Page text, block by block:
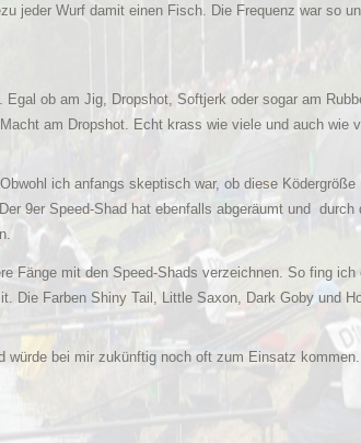
jeder Wurf damit einen Fisch. Die Frequenz war so
ob am Jig, Dropshot, Softjerk oder sogar am
am Dropshot. Echt krass wie viele und auch wie
ich anfangs skeptisch war, ob diese Ködergröße
9er Speed-Shad hat ebenfalls abgeräumt und
Fänge mit den Speed-Shads verzeichnen. So fing ich
Die Farben Shiny Tail, Little Saxon, Dark Goby und
bei mir zukünftig noch oft zum Einsatz kommen.